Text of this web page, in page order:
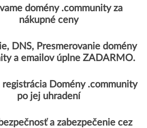
domény .community za
nákupné ceny
DNS, Presmerovanie domény
a emailov úplne ZADARMO.
registrácia Domény .community
po jej uhradení
a zabezpečenie cez